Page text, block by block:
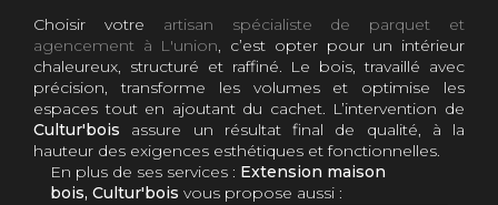
Choisir votre artisan spécialiste de parquet et
agencement à L'union, c’est opter pour un intérieur
chaleureux, structuré et raffiné. Le bois, travaillé avec
précision, transforme les volumes et optimise les
espaces tout en ajoutant du cachet. L’intervention de
Cultur'bois assure un résultat final de qualité, à la
hauteur des exigences esthétiques et fonctionnelles.
En plus de ses services : Extension maison
bois, Cultur'bois vous propose aussi :